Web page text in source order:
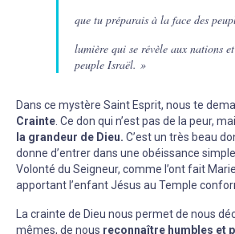
que tu préparais à la face des
lumière qui se révèle aux nations
peuple Israël. »
Dans ce mystère Saint Esprit, nous te
Crainte. Ce don qui n’est pas de la peur,
la grandeur de Dieu. C’est un très beau
donne d’entrer dans une obéissance
Volonté du Seigneur, comme l’ont fait
apportant l’enfant Jésus au Temple
La crainte de Dieu nous permet de nous
mêmes, de nous reconnaître humbles et